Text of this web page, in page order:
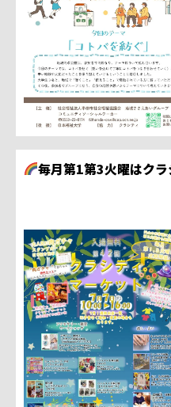
毎月第1第3火曜はク